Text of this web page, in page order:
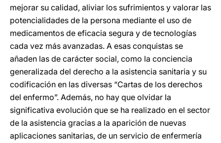
mejorar su calidad, aliviar los sufrimientos y valorar las
potencialidades de la persona mediante el uso de
medicamentos de eficacia segura y de tecnologías
cada vez más avanzadas. A esas conquistas se
añaden las de carácter social, como la conciencia
generalizada del derecho a la asistencia sanitaria y su
codificación en las diversas “Cartas de los derechos
del enfermo”. Además, no hay que olvidar la
significativa evolución que se ha realizado en el sector
de la asistencia gracias a la aparición de nuevas
aplicaciones sanitarias, de un servicio de enfermería